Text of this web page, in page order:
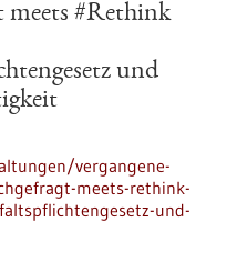
meets #Rethink
und
vergangene-
meets-rethink-
und-